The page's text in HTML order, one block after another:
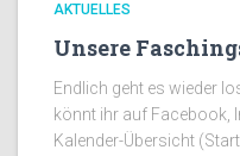
AKTUELLES
Unsere
Endlich geht es wieder
könnt ihr auf Facebook,
Kalender-Übersicht